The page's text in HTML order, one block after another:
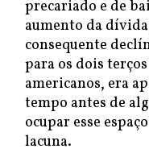
precariado e de
aumento da
consequente
para os dois
americanos, era
tempo antes de
ocupar esse
lacuna.